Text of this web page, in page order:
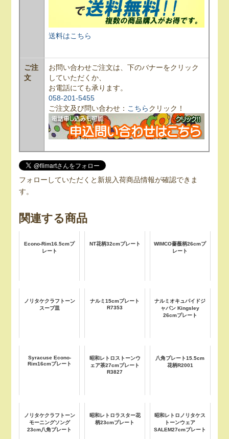
送料はこちら
ご注
文
お問い合わせご注文は、下のバナーをクリック
していただくか、
お電話にても承ります。
058-201-5455
ご注文及び問い合わせ： こちらクリック！
フォローしていただくと新規入荷商品情報が確認できま
す。
関連する商品
Econo-Rim16.5cmプ
レート
NT花柄32cmプレート
WIMCO薔薇柄26cmプ
レート
ノリタケクラフトーン
スープ皿
ナルミ15cmプレート
R7353
ナルミオキュパイドジ
ャパン Kingsley
26cmプレート
Syracuse Econo-
Rim16cmプレート
昭和レトロストーンウ
ェア茶27cmプレート
R3827
八角プレート15.5cm
花柄R2001
ノリタケクラフトーン
モーニングソング
23cm八角プレート
昭和レトロラスター花
柄23cmプレート
昭和レトロノリタケス
トーンウェア
SALEM27cmプレート